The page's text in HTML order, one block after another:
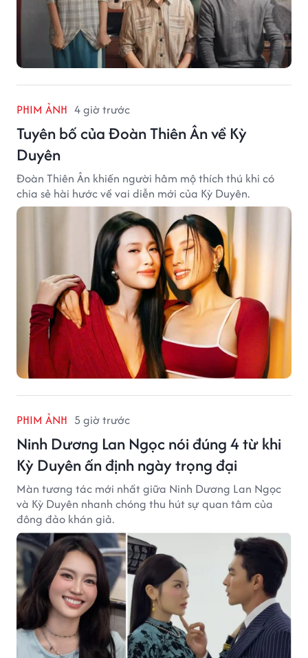
PHIM ẢNH 4 giờ trước
Tuyên bố của Đoàn Thiên Ân về Kỳ
Duyên
Đoàn Thiên Ân khiến người hâm mộ thích thú khi có
chia sẻ hài hước về vai diễn mới của Kỳ Duyên.
PHIM ẢNH 5 giờ trước
Ninh Dương Lan Ngọc nói đúng 4 từ khi
Kỳ Duyên ấn định ngày trọng đại
Màn tương tác mới nhất giữa Ninh Dương Lan Ngọc
và Kỳ Duyên nhanh chóng thu hút sự quan tâm của
đông đảo khán giả.